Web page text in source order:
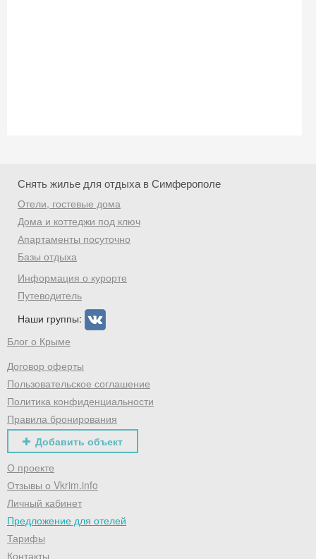
Снять жилье для отдыха в Симферополе
Отели, гостевые дома
Дома и коттеджи под ключ
Апартаменты посуточно
Базы отдыха
Информация о курорте
Путеводитель
Наши группы:
Блог о Крыме
Договор оферты
Пользовательское соглашение
Политика конфиденциальности
Правила бронирования
Добавить объект
О проекте
Отзывы о Vkrim.info
Личный кабинет
Предложение для отелей
Тарифы
Контакты